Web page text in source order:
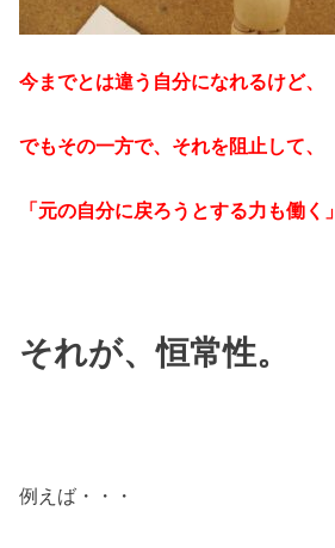
今までとは違う自分になれるけど、
でもその一方で、それを阻止して、
「元の自分に戻ろうとする力も働く」
それが、恒常性。
例えば・・・